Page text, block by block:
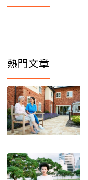
熱門文章